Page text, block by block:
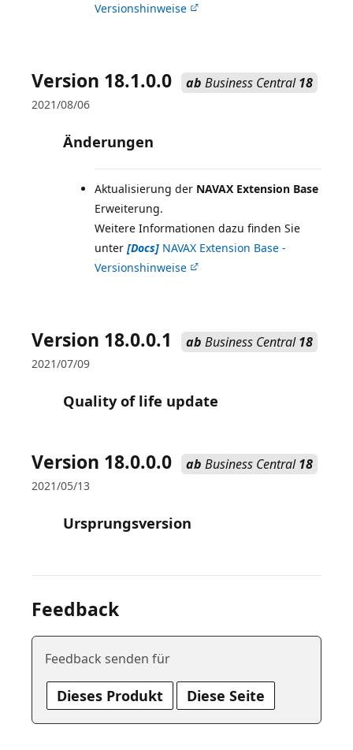
Versionshinweise
Version 18.1.0.0 ab Business Central18
2021/08/06
Änderungen
Aktualisierung der NAVAX Extension Base
Erweiterung.
Weitere Informationen dazu finden Sie
unter [Docs] NAVAX Extension Base -
Versionshinweise
Version 18.0.0.1 ab Business Central18
2021/07/09
Quality of life update
Version 18.0.0.0 ab Business Central18
2021/05/13
Ursprungsversion
Feedback
Feedback senden für
Dieses Produkt Diese Seite